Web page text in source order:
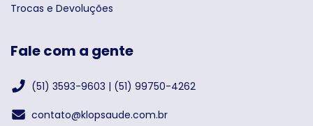
Trocas e Devoluções
Fale com a gente
(51) 3593-9603 | (51) 99750-4262
contato@klopsaude.com.br